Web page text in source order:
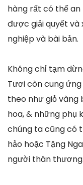
hàng rất có thể
được giải quyết và
nghiệp và bài bản.
Không chỉ tạm
Tươi còn cung
theo như giỏ vàng
hoa, & những phụ
chúng ta cũng có
hảo hoặc Tặng
người thân thương.